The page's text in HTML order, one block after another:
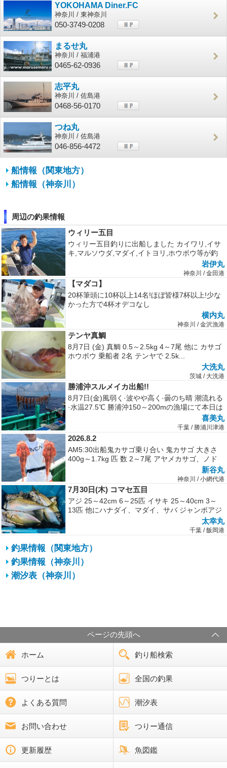
YOKOHAMA Diner.FC
神奈川 / 東神奈川
050-3749-0208
まるせ丸
神奈川 / 福浦港
0465-62-0936
志平丸
神奈川 / 佐島港
0468-56-0170
つね丸
神奈川 / 佐島港
046-856-4472
船情報（関東地方）
船情報（神奈川）
周辺の釣果情報
ウィリー五目
ウィリー五目釣りに出船しました カイワリ,イサ
キ,マルソウダ,マダイ,イトヨリ,ホウボウ等が釣
岩伊丸
神奈川 / 金田港
【マダコ】
20杯筆頭に10杯以上14名!ほぼ皆様7杯以上!少な
かった方で4杯オデコなし
横内丸
神奈川 / 金沢漁港
テンヤ真鯛
8月7日 (金) 真鯛 0.5～2.5kg 4～7尾 他に カサゴ
ホウボウ 乗船者 2名 テンヤで 2.5k...
大洗丸
茨城 / 大洗港
勝浦沖スルメイカ出船!!
8月7日(金)風弱く·波やや高く·曇のち晴 潮流れる
·水温27.5℃ 勝浦沖150～200mの漁場にて本日は
喜美丸
千葉 / 勝浦川津港
2026.8.2
AM5:30出船鬼カサゴ乗り合い 鬼カサゴ 大きさ
400g～1.7kg 匹 数 2～7尾 アヤメカサゴ、ノド
新谷丸
神奈川 / 小網代港
7月30日(木) コマセ五目
アジ 25～42cm 6～25匹 イサキ 25～40cm 3～
13匹 他にハナダイ、マダイ、サバ ジャンボアジ
太幸丸
千葉 / 飯岡港
釣果情報（関東地方）
釣果情報（神奈川）
潮汐表（神奈川）
ページの先頭へ
ホーム 釣り船検索
つりーとは 全国の釣果
よくある質問 潮汐表
お問い合わせ つりー通信
更新履歴 魚図鑑